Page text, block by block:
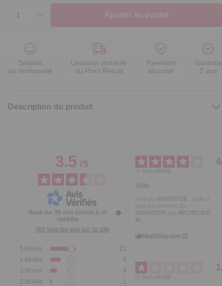
Ajouter au panier
Satisfait
ou remboursé
Livraison domicile
ou Point Retrait
Paiement
sécurisé
Garantie
2 ans
Description du produit
3.5/5
Basé sur 35 avis soumis à un
contrôle
Voir tous les avis sur ce site
5 étoiles
15
4 étoiles
6
3 étoiles
4
2 étoiles
1
4
Avis vérifié
Utile
Utile(0)Signaler
1
Avis vérifié